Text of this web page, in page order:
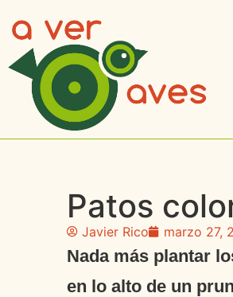
Patos
Javier Rico marzo 27,
Nada más plantar
en lo alto de un